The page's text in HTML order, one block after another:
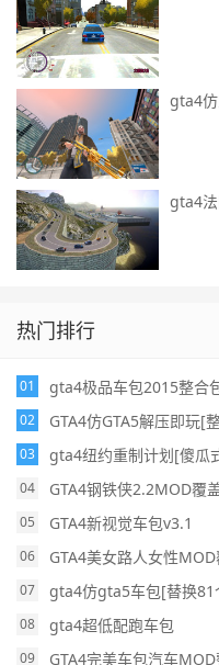
gta4
gta4
热门排行
01 gta4极品车包2015整合
02 GTA4仿GTA5解压即玩[
03 gta4纽约重制计划[傻瓜
04 GTA4钢铁侠2.2MOD覆
05 GTA4新视觉车包v3.1
06 GTA4美女路人女性
07 gta4仿gta5车包[替换81
08 gta4超低配跑车包
09 GTA4完美车包汽车